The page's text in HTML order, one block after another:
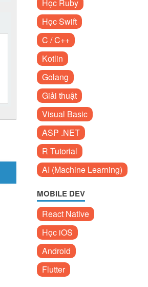
Học Ruby
Học Swift
C / C++
Kotlin
Golang
Giải thuật
Visual Basic
ASP .NET
R Tutorial
AI (Machine Learning)
MOBILE DEV
React Native
Học iOS
Android
Flutter